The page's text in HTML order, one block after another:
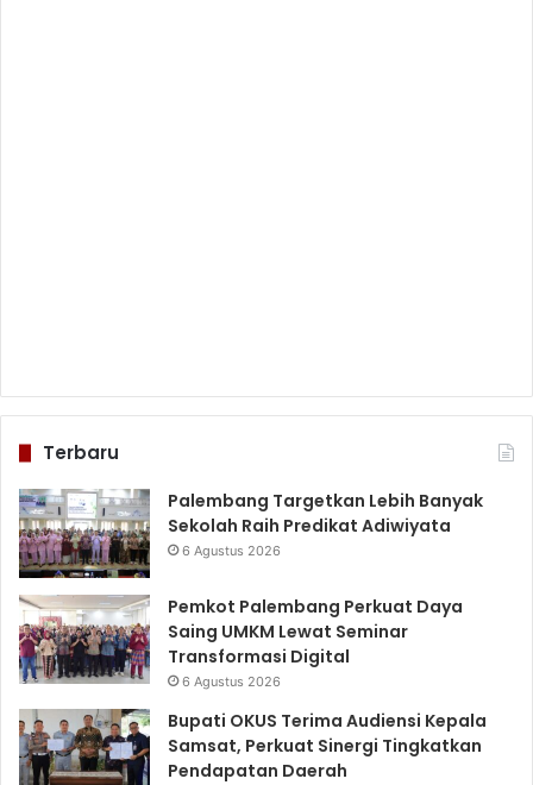
Terbaru
Palembang Targetkan Lebih Banyak
Sekolah Raih Predikat Adiwiyata
6 Agustus 2026
Pemkot Palembang Perkuat Daya
Saing UMKM Lewat Seminar
Transformasi Digital
6 Agustus 2026
Bupati OKUS Terima Audiensi Kepala
Samsat, Perkuat Sinergi Tingkatkan
Pendapatan Daerah